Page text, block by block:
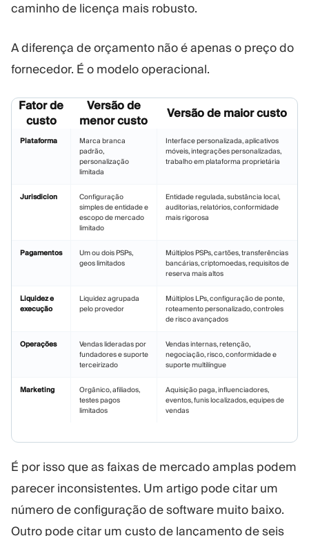
caminho de licença mais robusto.
A diferença de orçamento não é apenas o preço do
fornecedor. É o modelo operacional.
Fator de
custo
Versão de
menor custo
Versão de maior custo
Plataforma
Marca branca
padrão,
personalização
limitada
Interface personalizada, aplicativos
móveis, integrações personalizadas,
trabalho em plataforma proprietária
Jurisdicion
Configuração
simples de entidade e
escopo de mercado
limitado
Entidade regulada, substância local,
auditorias, relatórios, conformidade
mais rigorosa
Pagamentos
Um ou dois PSPs,
geos limitados
Múltiplos PSPs, cartões, transferências
bancárias, criptomoedas, requisitos de
reserva mais altos
Liquidez e
execução
Liquidez agrupada
pelo provedor
Múltiplos LPs, configuração de ponte,
roteamento personalizado, controles
de risco avançados
Operações
Vendas lideradas por
fundadores e suporte
terceirizado
Vendas internas, retenção,
negociação, risco, conformidade e
suporte multilíngue
Marketing
Orgânico, afiliados,
testes pagos
limitados
Aquisição paga, influenciadores,
eventos, funis localizados, equipes de
vendas
É por isso que as faixas de mercado amplas podem
parecer inconsistentes. Um artigo pode citar um
número de configuração de software muito baixo.
Outro pode citar um custo de lançamento de seis